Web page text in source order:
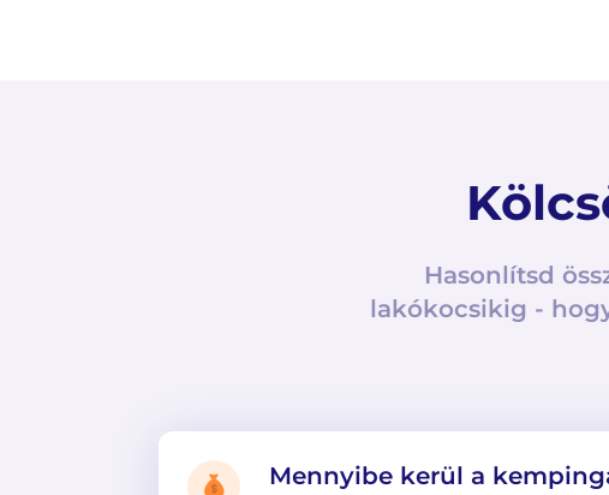
Hasonlítsd
lakókocsikig -
Mennyibe kerül a